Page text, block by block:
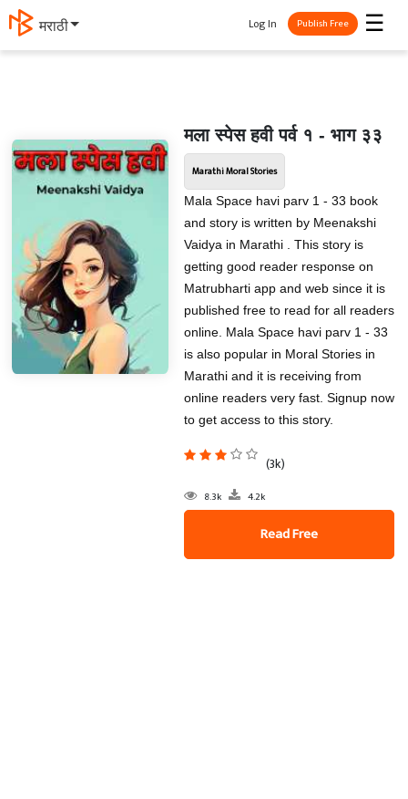
मराठी ☰
Log In Publish Free
मला स्पेस हवी पर्व १ - भाग ३३
Marathi Moral Stories
Mala Space havi parv 1 - 33 book
and story is written by Meenakshi
Vaidya in Marathi . This story is
getting good reader response on
Matrubharti app and web since it is
published free to read for all readers
online. Mala Space havi parv 1 - 33
is also popular in Moral Stories in
Marathi and it is receiving from
online readers very fast. Signup now
to get access to this story.
(3k)
8.3k 4.2k
Read Free